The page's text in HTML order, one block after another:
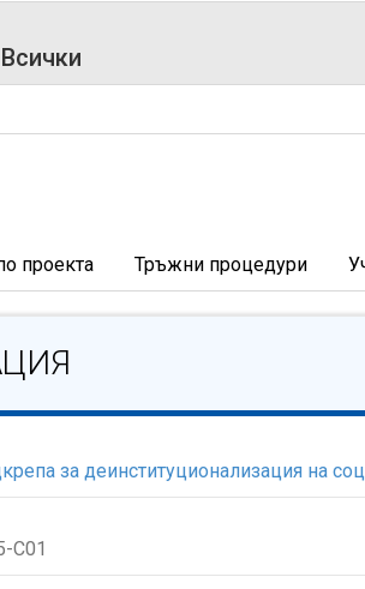
Всички
проекта Тръжни процедури
за деинституционализация на
C01